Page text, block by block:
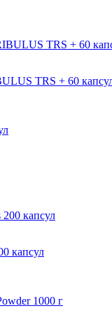
TRS + 60
капсул